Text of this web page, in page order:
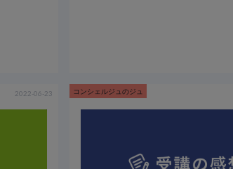
2022-06-23 コンシェルジュのジュ